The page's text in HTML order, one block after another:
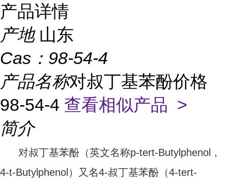
产品详情
产地 山东
Cas： 98-54-4
产品名称对叔丁基苯酚价格
98-54-4 查看相似产品 >
简介
对叔丁基苯酚（英文名称p-tert-Butylphenol，
4-t-Butylphenol）又名4-叔丁基苯酚（4-tert-